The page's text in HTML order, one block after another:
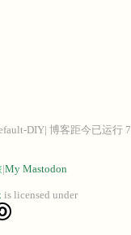
DIY| 博客距今已运行 7
|My Mastodon
is licensed under